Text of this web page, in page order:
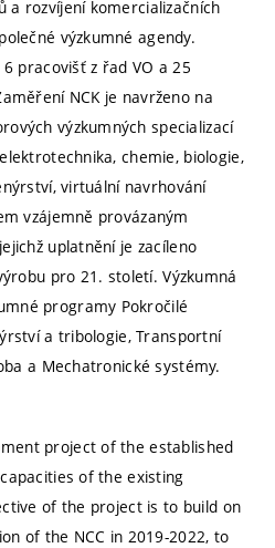
a rozvíjení komercializačních
výzkumné agendy.
pracovišť z řad VO a 25
NCK je navrženo na
výzkumných specializací
chemie, biologie,
virtuální navrhování
vzájemně provázaným
uplatnění je zacíleno
pro 21. století. Výzkumná
programy Pokročilé
a tribologie, Transportní
a Mechatronické systémy.
project of the established
of the existing
of the project is to build on
of the NCC in 2019-2022, to